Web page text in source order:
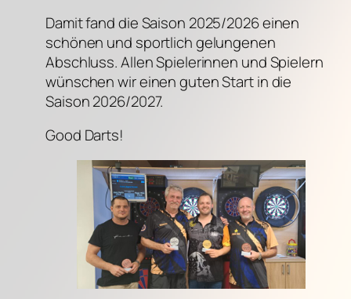
Damit fand die Saison 2025/2026 einen
schönen und sportlich gelungenen
Abschluss. Allen Spielerinnen und Spielern
wünschen wir einen guten Start in die
Saison 2026/2027.
Good Darts!